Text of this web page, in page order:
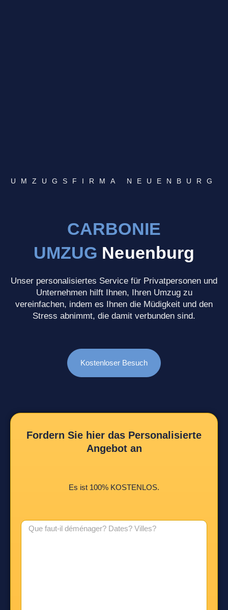
UMZUGSFIRMA NEUENBURG
CARBONIE
UMZUG Neuenburg
Unser personalisiertes Service für Privatpersonen und
Unternehmen hilft Ihnen, Ihren Umzug zu
vereinfachen, indem es Ihnen die Müdigkeit und den
Stress abnimmt, die damit verbunden sind.
Kostenloser Besuch
Fordern Sie hier das Personalisierte
Angebot an
Es ist 100% KOSTENLOS.